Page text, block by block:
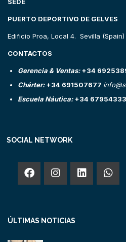
SEDE
PUERTO DEPORTIVO DE GELVES
Edificio Proa, Local 4. Sevilla (Spain)
CONTACTOS
Gerencia & Ventas:+34
Chárter:+34 691507677
Escuela Náutica:+34
SOCIAL NETWORK
ÚLTIMAS NOTICIAS